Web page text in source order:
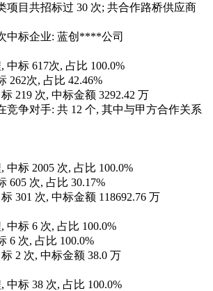
项目共招标过 30 次; 共合作路桥供应商
中标企业: 蓝创****公司
, 中标 617次, 占比 100.0%
262次, 占比 42.46%
219 次, 中标金额 3292.42 万
竞争对手: 共 12 个, 其中与甲方合作关系
, 中标 2005 次, 占比 100.0%
605 次, 占比 30.17%
301 次, 中标金额 118692.76 万
, 中标 6 次, 占比 100.0%
6 次, 占比 100.0%
2 次, 中标金额 38.0 万
, 中标 38 次, 占比 100.0%